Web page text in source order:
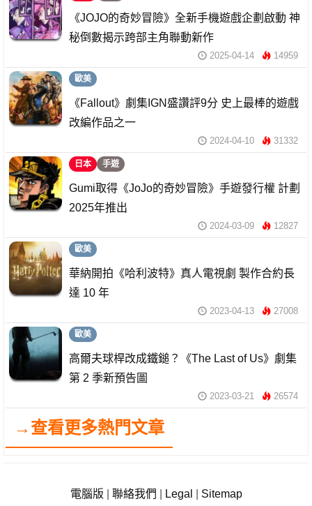
《JOJO的奇妙冒險》全新手機遊戲企劃啟動 神
秘倒數揭示跨部主角聯動新作
2025-04-14 14959
歐美
《Fallout》劇集IGN盛讚評9分 史上最棒的遊戲
改編作品之一
2024-04-10 31332
日本 手遊
Gumi取得《JoJo的奇妙冒險》手遊發行權 計劃
2025年推出
2024-03-09 12827
歐美
華納開拍《哈利波特》真人電視劇 製作合約長
達 10 年
2023-04-13 27008
歐美
高爾夫球桿改成鐵鎚？《The Last of Us》劇集
第 2 季新預告圖
2023-03-21 26574
→查看更多熱門文章
電腦版 聯絡我們 Legal Sitemap